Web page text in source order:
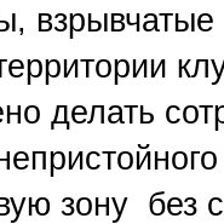
взрывчатые
делать
зону без